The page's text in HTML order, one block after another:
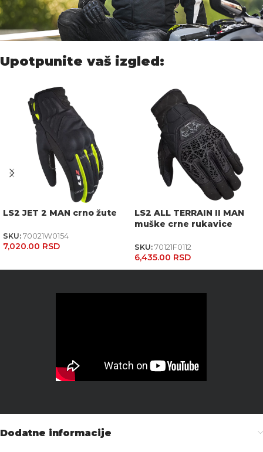
Upotpunite vaš izgled:
LS2 JET 2 MAN crno žute
SKU: 70021W0154
7,020.00 RSD
LS2 ALL TERRAIN II MAN
muške crne rukavice
SKU: 70121F0112
6,435.00 RSD
Dodatne informacije